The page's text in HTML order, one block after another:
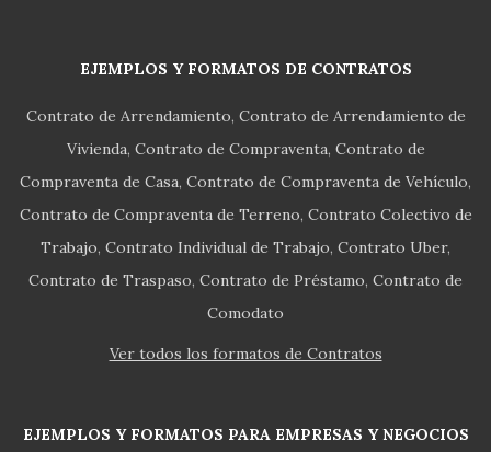
EJEMPLOS Y FORMATOS DE CONTRATOS
Contrato de Arrendamiento Contrato de Arrendamiento de
Vivienda Contrato de Compraventa Contrato de
Compraventa de Casa Contrato de Compraventa de Vehículo
Contrato de Compraventa de Terreno Contrato Colectivo de
Trabajo Contrato Individual de Trabajo Contrato Uber
Contrato de Traspaso Contrato de Préstamo Contrato de
Comodato
Ver todos los formatos de Contratos
EJEMPLOS Y FORMATOS PARA EMPRESAS Y NEGOCIOS